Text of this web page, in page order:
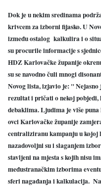
Dok je u nekim sredinama
krivcem za izborni fijasko. U
između ostalog kalkulira i o
su procurile informacije s
HDZ Karlovačke županije
su se navodno čuli mnogi
Novog lista, izjavio je: "
rezultat i pričati o nekoj pobjedi,
debaklima. Ljudima je više
ovci Karlovačke županije
centraliziranu kampanju u kojoj
nazadovoljni su i slaganjem
stavljeni na mjesta s kojih nisu
međustranačkim izborima
sferi nagađanja i kalkulacija.